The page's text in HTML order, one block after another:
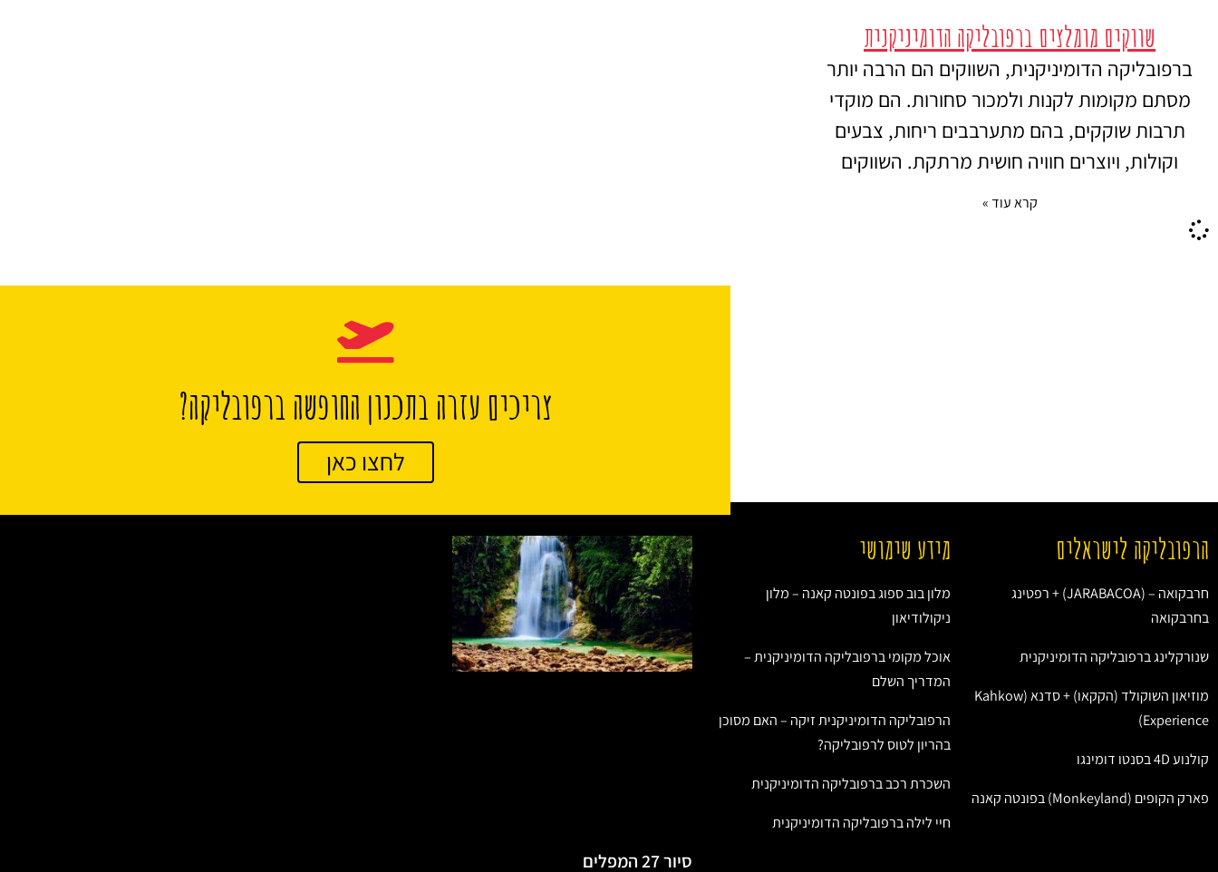
שווקים מומלצים ברפובליקה הדומיניקנית
ברפובליקה הדומיניקנית, השווקים הם הרבה יותר
מסתם מקומות לקנות ולמכור סחורות. הם מוקדי
תרבות שוקקים, בהם מתערבבים ריחות, צבעים
וקולות, ויוצרים חוויה חושית מרתקת. השווקים
קרא עוד »
צריכים עזרה בתכנון החופשה ברפובליקה?
לחצו כאן
הרפובליקה לישראלים
חרבקואה – (JARABACOA) + רפטינג
בחרבקואה
שנורקלינג ברפובליקה הדומיניקנית
מוזיאון השוקולד (הקקאו) + סדנא (Kahkow
Experience)
קולנוע 4D בסנטו דומינגו
פארק הקופים (Monkeyland) בפונטה קאנה
מידע שימושי
מלון בוב ספוג בפונטה קאנה – מלון
ניקולודיאון
אוכל מקומי ברפובליקה הדומיניקנית –
המדריך השלם
הרפובליקה הדומיניקנית זיקה – האם מסוכן
בהריון לטוס לרפובליקה?
השכרת רכב ברפובליקה הדומיניקנית
חיי לילה ברפובליקה הדומיניקנית
סיור 27 המפלים